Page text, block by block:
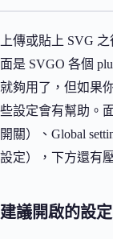
上傳或貼上 SVG
面是 SVGO 各個
就夠用了，但如果
些設定會有幫助。
開關）、Global
設定），下方還有
建議開啟的設定